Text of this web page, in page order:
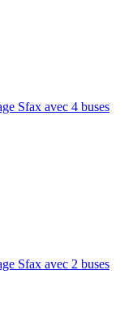
Sfax avec 4 buses
Sfax avec 2 buses